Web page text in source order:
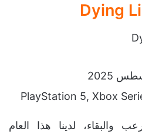
Dying
والبقاء، لدينا هذا العام